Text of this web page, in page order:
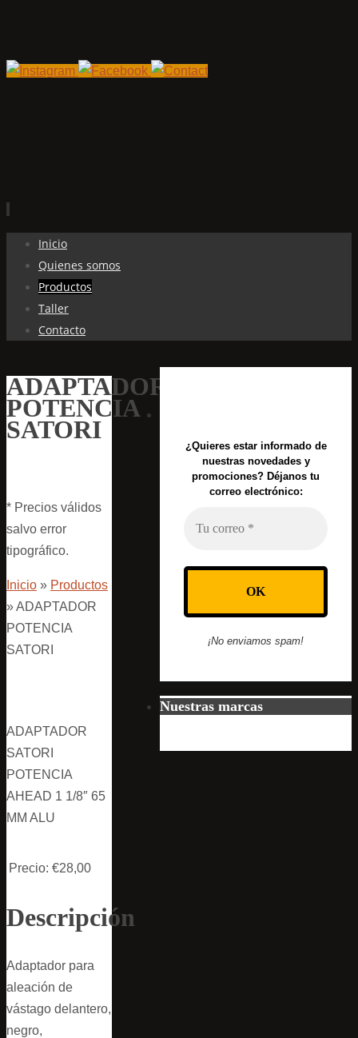
contenido
Inicio
Quienes somos
Productos
Taller
Contacto
ADAPTADOR
POTENCIA
SATORI
* Precios válidos
salvo error
tipográfico.
Inicio » Productos
»ADAPTADOR
POTENCIA
SATORI
ADAPTADOR
SATORI
POTENCIA
AHEAD 1 1/8″ 65
MM ALU
Precio: €28,00
Descripción
Adaptador para
aleación de
vástago delantero,
negro,
¿Quieres estar informado de
nuestras novedades y
promociones? Déjanos tu
correo electrónico:
¡No enviamos spam!
Nuestras marcas